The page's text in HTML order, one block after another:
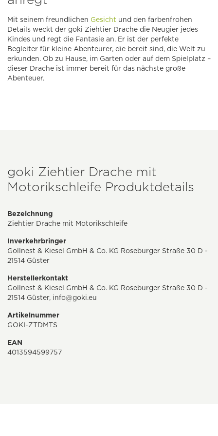
Mit seinem freundlichen Gesicht und den farbenfrohen
Details weckt der goki Ziehtier Drache die Neugier jedes
Kindes und regt die Fantasie an. Er ist der perfekte
Begleiter für kleine Abenteurer, die bereit sind, die Welt zu
erkunden. Ob zu Hause, im Garten oder auf dem Spielplatz –
dieser Drache ist immer bereit für das nächste große
Abenteuer.
goki Ziehtier Drache mit
Motorikschleife Produktdetails
Bezeichnung
Ziehtier Drache mit Motorikschleife
Inverkehrbringer
Gollnest & Kiesel GmbH & Co. KG Roseburger Straße 30 D -
21514 Güster
Herstellerkontakt
Gollnest & Kiesel GmbH & Co. KG Roseburger Straße 30 D -
21514 Güster, info@goki.eu
Artikelnummer
GOKI-ZTDMTS
EAN
4013594599757